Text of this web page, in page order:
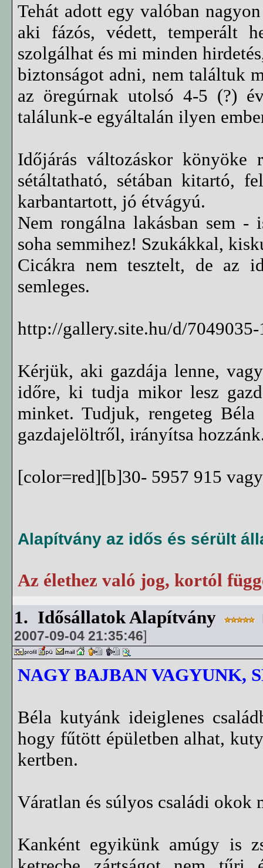
Tehát adott egy valóban
aki fázós, védett, temperált
szolgálhat és mi minden
biztonságot adni, nem találtuk
az öregúrnak utolsó 4-5 (?)
találunk-e egyáltalán ilyen
Időjárás változáskor könyöke
sétáltatható, sétában kitartó,
karbantartott, jó étvágyú.
Nem rongálna lakásban sem -
soha semmihez! Szukákkal,
Cicákra nem tesztelt, de az
semleges.
http://gallery.site.hu/d/7049035-
Kérjük, aki gazdája lenne,
időre, ki tudja mikor lesz
minket. Tudjuk, rengeteg
gazdajelöltről, irányítsa
[color=red][b]30- 5957 915
Alapítvány az idős és sérült
Az élethez való jog, kortól
1. Idősállatok Alapítvány
2007-09-04 21:35:46]
NAGY BAJBAN VAGYUNK,
Béla kutyánk ideiglenes
hogy fűtött épületben alhat,
kertben.
Váratlan és súlyos családi
Kanként egyikünk amúgy is